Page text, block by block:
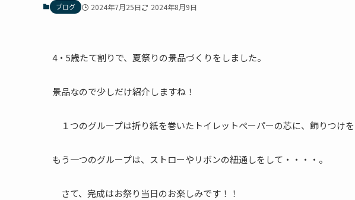
ブログ 2024年7月25日 2024年8月9日
4・5歳たて割りで、夏祭りの景品づくりをしました。
景品なので少しだけ紹介しますね！
１つのグループは折り紙を巻いたトイレットぺーパーの芯に、飾りつけを
もう一つのグループは、ストローやリボンの紐通しをして・・・・。
さて、完成はお祭り当日のお楽しみです！！